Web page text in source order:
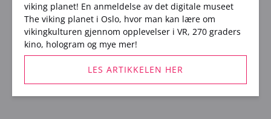
viking planet! En anmeldelse av det digitale museet
The viking planet i Oslo, hvor man kan lære om
vikingkulturen gjennom opplevelser i VR, 270 graders
kino, hologram og mye mer!
LES ARTIKKELEN HER